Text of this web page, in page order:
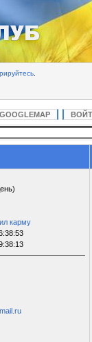
GOOGLEMAP
карму